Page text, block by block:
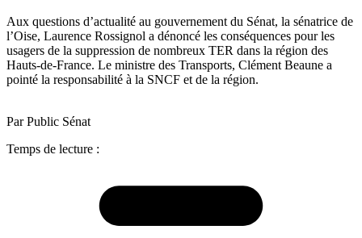
Aux questions d’actualité au gouvernement du Sénat, la sénatrice de
l’Oise, Laurence Rossignol a dénoncé les conséquences pour les
usagers de la suppression de nombreux TER dans la région des
Hauts-de-France. Le ministre des Transports, Clément Beaune a
pointé la responsabilité à la SNCF et de la région.
Par Public Sénat
Temps de lecture :